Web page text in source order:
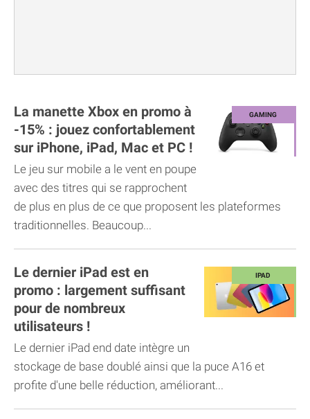
La manette Xbox en promo à
-15% : jouez confortablement
sur iPhone, iPad, Mac et PC !
Le jeu sur mobile a le vent en poupe
avec des titres qui se rapprochent
de plus en plus de ce que proposent les plateformes
traditionnelles. Beaucoup...
Le dernier iPad est en
promo : largement suffisant
pour de nombreux
utilisateurs !
Le dernier iPad end date intègre un
stockage de base doublé ainsi que la puce A16 et
profite d'une belle réduction, améliorant...